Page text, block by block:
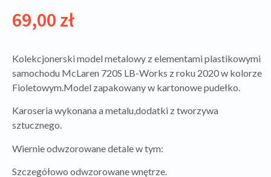
69,00 zł
Kolekcjonerski model metalowy z elementami plastikowymi
samochodu McLaren 720S LB-Works z roku 2020 w kolorze
Fioletowym.Model zapakowany w kartonowe pudełko.
Karoseria wykonana a metalu,dodatki z tworzywa
sztucznego.
Wiernie odwzorowane detale w tym:
Szczegółowo odwzorowane wnętrze.